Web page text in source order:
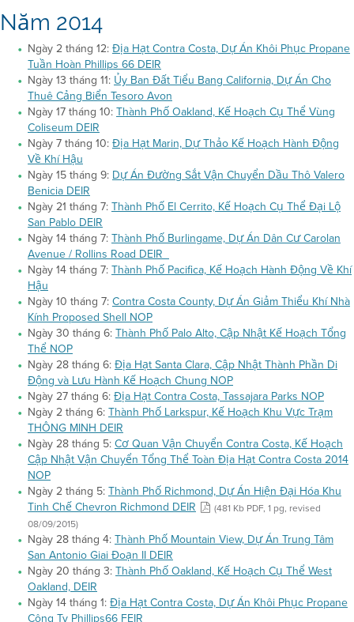
Năm 2014
Ngày 2 tháng 12:Địa Hạt Contra Costa, Dự Án Khôi Phục Propane
Tuần Hoàn Phillips 66 DEIR
Ngày 13 tháng 11: Ủy Ban Đất Tiểu Bang California, Dự Án Cho
Thuê Cảng Biển Tesoro Avon
Ngày 17 tháng 10:Thành Phố Oakland, Kế Hoạch Cụ Thể Vùng
Coliseum DEIR
Ngày 7 tháng 10:Địa Hạt Marin, Dự Thảo Kế Hoạch Hành Động
Về Khí Hậu
Ngày 15 tháng 9: Dự Án Đường Sắt Vận Chuyển Dầu Thô Valero
Benicia DEIR
Ngày 21 tháng 7:Thành Phố El Cerrito, Kế Hoạch Cụ Thể Đại Lộ
San Pablo DEIR
Ngày 14 tháng 7:Thành Phố Burlingame, Dự Án Dân Cư Carolan
Avenue / Rollins Road DEIR
Ngày 14 tháng 7:Thành Phố Pacifica, Kế Hoạch Hành Động Về Khí
Hậu
Ngày 10 tháng 7:Contra Costa County, Dự Án Giảm Thiểu Khí Nhà
Kính Proposed Shell NOP
Ngày 30 tháng 6:Thành Phố Palo Alto, Cập Nhật Kế Hoạch Tổng
Thể NOP
Ngày 28 tháng 6:Địa Hạt Santa Clara, Cập Nhật Thành Phần Di
Động và Lưu Hành Kế Hoạch Chung NOP
Ngày 27 tháng 6:Địa Hạt Contra Costa, Tassajara Parks NOP
Ngày 2 tháng 6:Thành Phố Larkspur, Kế Hoạch Khu Vực Trạm
THÔNG MINH DEIR
Ngày 28 tháng 5:Cơ Quan Vận Chuyển Contra Costa, Kế Hoạch
Cập Nhật Vận Chuyển Tổng Thể Toàn Địa Hạt Contra Costa 2014
NOP
Ngày 2 tháng 5:Thành Phố Richmond, Dự Án Hiện Đại Hóa Khu
Tinh Chế Chevron Richmond DEIR
(481 Kb PDF, 1 pg, revised
08/09/2015)
Ngày 28 tháng 4:Thành Phố Mountain View, Dự Án Trung Tâm
San Antonio Giai Đoạn II DEIR
Ngày 20 tháng 3:Thành Phố Oakland, Kế Hoạch Cụ Thể West
Oakland, DEIR
Ngày 14 tháng 1:Địa Hạt Contra Costa, Dự Án Khôi Phục Propane
Công Ty Phillips66 FEIR